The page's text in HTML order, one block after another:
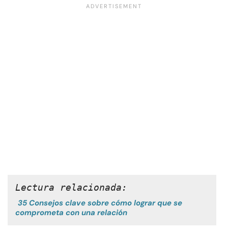
Lectura relacionada:
35 Consejos clave sobre cómo lograr que se
comprometa con una relación